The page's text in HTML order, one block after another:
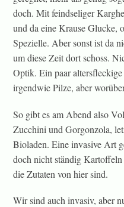
doch. Mit feindseliger
und da eine Krause Glucke,
Spezielle. Aber sonst ist da
um diese Zeit dort schoss.
Optik. Ein paar
irgendwie Pilze, aber
So gibt es am Abend also
Zucchini und Gorgonzola,
Bioladen. Eine invasive Art
doch nicht ständig
die Zutaten von hier sind.
Wir sind auch invasiv, aber